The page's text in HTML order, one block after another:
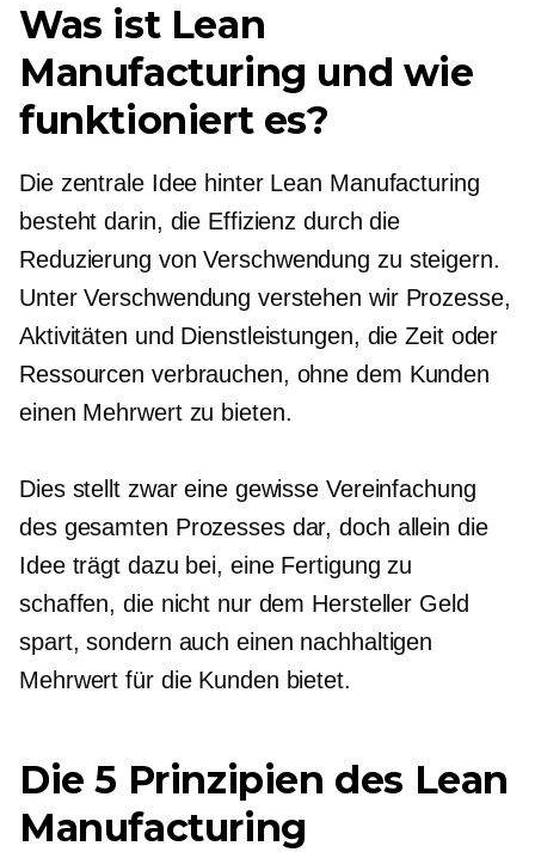
Was ist Lean
Manufacturing und wie
funktioniert es?
Die zentrale Idee hinter Lean Manufacturing
besteht darin, die Effizienz durch die
Reduzierung von Verschwendung zu steigern.
Unter Verschwendung verstehen wir Prozesse,
Aktivitäten und Dienstleistungen, die Zeit oder
Ressourcen verbrauchen, ohne dem Kunden
einen Mehrwert zu bieten.
Dies stellt zwar eine gewisse Vereinfachung
des gesamten Prozesses dar, doch allein die
Idee trägt dazu bei, eine Fertigung zu
schaffen, die nicht nur dem Hersteller Geld
spart, sondern auch einen nachhaltigen
Mehrwert für die Kunden bietet.
Die 5 Prinzipien des Lean
Manufacturing